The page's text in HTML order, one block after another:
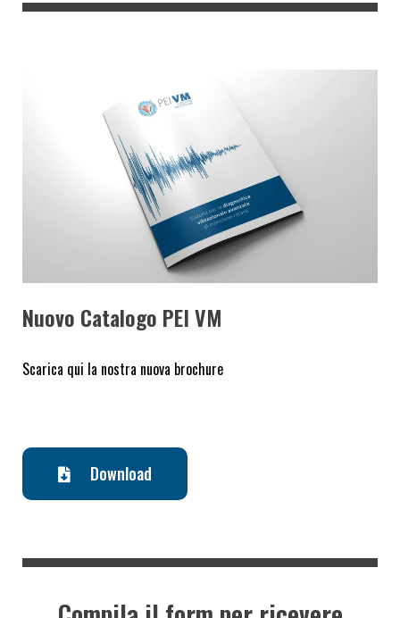
Nuovo Catalogo PEI VM
Scarica qui la nostra nuova brochure
Download